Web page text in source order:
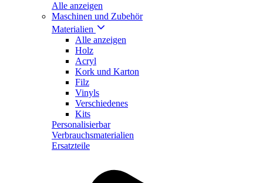
Alle anzeigen
Maschinen und Zubehör
Materialien
Alle anzeigen
Holz
Acryl
Kork und Karton
Filz
Vinyls
Verschiedenes
Kits
Personalisierbar
Verbrauchsmaterialien
Ersatzteile